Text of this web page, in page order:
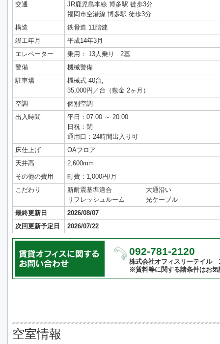
交通
JR鹿児島本線 博多駅 徒歩3分
福岡市空港線 博多駅 徒歩3分
構造
鉄骨造 11階建
竣工年月
平成14年3月
エレベーター
乗用： 13人乗り 2基
警備
機械警備
駐車場
機械式 40台,
35,000円／台（敷金 2ヶ月）
空調
個別空調
出入時間
平日：07:00 ～ 20:00
日祝：閉
通用口：24時間出入り可
床仕上げ
OAフロア
天井高
2,600mm
その他の費用
町費：1,000円/月
こだわり
新耐震基準適合
大通沿い
リフレッシュルーム
光ケーブル
最終更新日
2026/08/07
次回更新予定日
2026/07/22
092-781-2120
株式会社オフィスリーテイル
※賃料等に関する諸条件はお
空室情報